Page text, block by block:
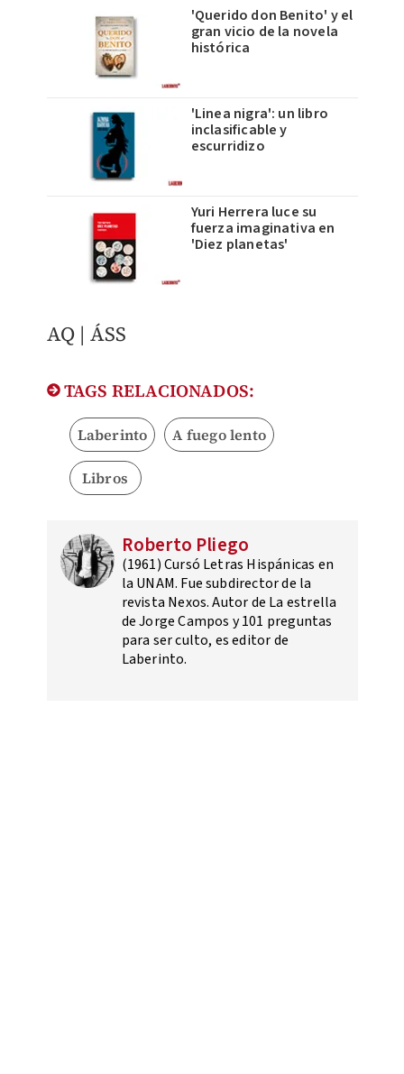
'Querido don Benito' y el
gran vicio de la novela
histórica
'Linea nigra': un libro
inclasificable y
escurridizo
Yuri Herrera luce su
fuerza imaginativa en
'Diez planetas'
AQ​ | ÁSS
TAGS RELACIONADOS:
Laberinto A fuego lento
Libros
Roberto Pliego
(1961) Cursó Letras Hispánicas en
la UNAM. Fue subdirector de la
revista Nexos. Autor de La estrella
de Jorge Campos y 101 preguntas
para ser culto, es editor de
Laberinto.